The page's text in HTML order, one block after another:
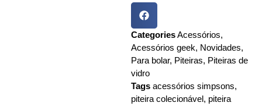
CategoriesAcessórios,
Acessórios geek, Novidades,
Para bolar, Piteiras, Piteiras de
vidro
Tags acessórios simpsons,
piteira colecionável, piteira